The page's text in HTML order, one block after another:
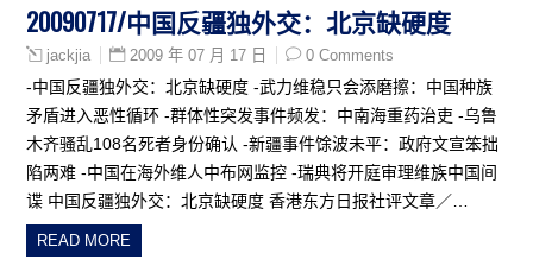
20090717/中国反疆独外交：北京缺硬度
jackjia 2009 年 07 月 17 日 0 Comments
-中国反疆独外交：北京缺硬度 -武力维稳只会添磨擦：中国种族
矛盾进入恶性循环 -群体性突发事件频发：中南海重药治吏 -乌鲁
木齐骚乱108名死者身份确认 -新疆事件馀波未平：政府文宣笨拙
陷两难 -中国在海外维人中布网监控 -瑞典将开庭审理维族中国间
谍 中国反疆独外交：北京缺硬度 香港东方日报社评文章／…
READ MORE